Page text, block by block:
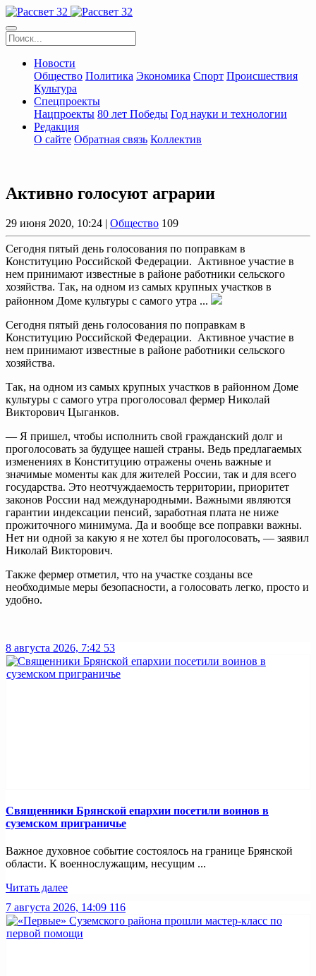
Новости
Общество Политика Экономика Спорт Происшествия
Культура
Спецпроекты
Нацпроекты 80 лет Победы Год науки и технологии
Редакция
О сайте Обратная связь Коллектив
Активно голосуют аграрии
29 июня 2020, 10:24 | Общество 109
Сегодня пятый день голосования по поправкам в
Конституцию Российской Федерации. Активное участие в
нем принимают известные в районе работники сельского
хозяйства. Так, на одном из самых крупных участков в
районном Доме культуры с самого утра ...
Сегодня пятый день голосования по поправкам в
Конституцию Российской Федерации. Активное участие в
нем принимают известные в районе работники сельского
хозяйства.
Так, на одном из самых крупных участков в районном Доме
культуры с самого утра проголосовал фермер Николай
Викторович Цыганков.
— Я пришел, чтобы исполнить свой гражданский долг и
проголосовать за будущее нашей страны. Ведь предлагаемых
изменениях в Конституцию отражены очень важные и
значимые моменты как для жителей России, так и для всего
государства. Это неотчуждаемость территории, приоритет
законов России над международными. Важными являются
гарантии индексации пенсий, заработная плата не ниже
прожиточного минимума. Да и вообще все поправки важны.
Нет ни одной за какую я не хотел бы проголосовать, — заявил
Николай Викторович.
Также фермер отметил, что на участке созданы все
необходимые меры безопасности, а голосовать легко, просто и
удобно.
8 августа 2026, 7:42 53
Священники Брянской епархии посетили воинов в
суземском приграничье
Важное духовное событие состоялось на границе Брянской
области. К военнослужащим, несущим ...
Читать далее
7 августа 2026, 14:09 116